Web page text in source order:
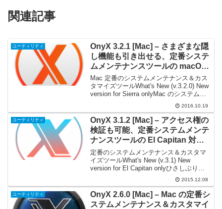
関連記事
ユーティリティ
OnyX 3.2.1 [Mac] – さまざまな隠
し機能も引き出せる、定番システ
ムメンテナンスツールの macOS
Sierra 対応版
Mac 定番のシステムメンテナンス＆カス
タマイズツールWhat's New (v.3.2.0) New
version for Sierra onlyMac のシステムメ
ンテナンスツールの定番、『OnyX』の
2016.10.19
ユーティリティ
OnyX 3.1.2 [Mac] – アクセス権の
検証も可能、定番システムメンテ
ナンスツールの El Capitan 対応
版
定番のシステムメンテナンス＆カスタマ
イズツールWhat's New (v.3.1) New
version for El Capitan onlyひさしぶりの
紹介です（ひさしぶりすぎて本当にスミ
マセン）。Mac のシステムメンテナンス
ツール...
2015.12.08
ユーティリティ
OnyX 2.6.0 [Mac] – Mac の定番シ
ステムメンテナンス＆カスタマイ